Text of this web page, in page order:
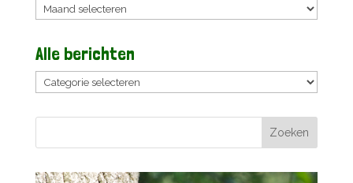
Archieven
Alle berichten
Alle